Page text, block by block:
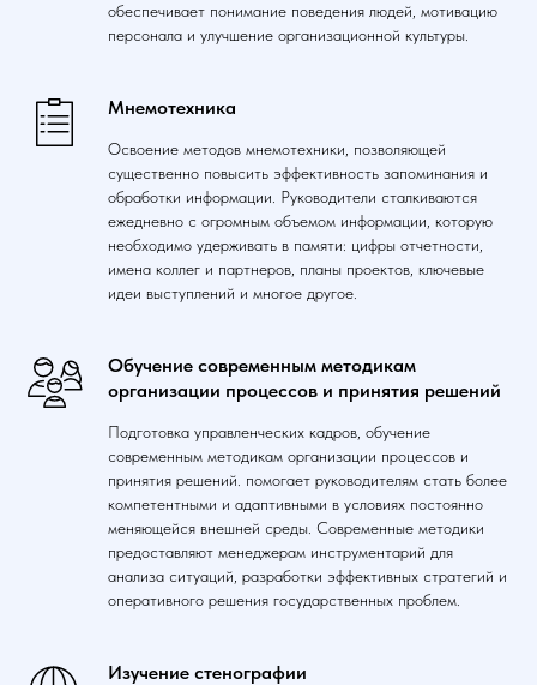
обеспечивает понимание поведения людей, мотивацию
персонала и улучшение организационной культуры.
Мнемотехника
Освоение методов мнемотехники, позволяющей
существенно повысить эффективность запоминания и
обработки информации. Руководители сталкиваются
ежедневно с огромным объемом информации, которую
необходимо удерживать в памяти: цифры отчетности,
имена коллег и партнеров, планы проектов, ключевые
идеи выступлений и многое другое.
Обучение современным методикам
организации процессов и принятия решений
Подготовка управленческих кадров, обучение
современным методикам организации процессов и
принятия решений. помогает руководителям стать более
компетентными и адаптивными в условиях постоянно
меняющейся внешней среды. Современные методики
предоставляют менеджерам инструментарий для
анализа ситуаций, разработки эффективных стратегий и
оперативного решения государственных проблем.
Изучение стенографии